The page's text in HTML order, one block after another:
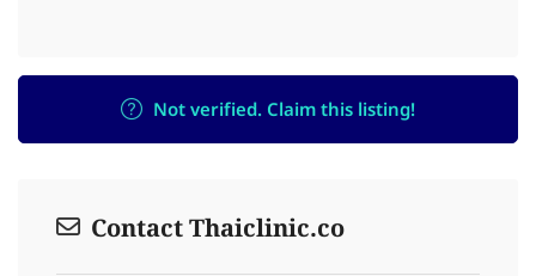
Not verified. Claim this listing!
Contact Thaiclinic.co